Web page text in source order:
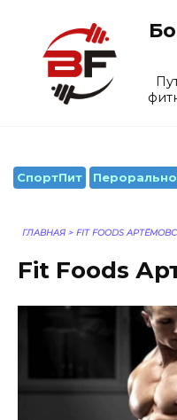
содержанию
СпортПит Перорально
ГЛАВНАЯ > FIT FOODS
Fit Foods